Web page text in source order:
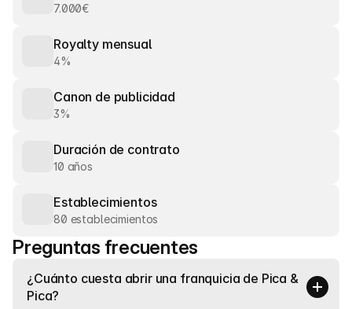
7.000€
Royalty mensual
4%
Canon de publicidad
3%
Duración de contrato
10 años
Establecimientos
80 establecimientos
Preguntas frecuentes
¿Cuánto cuesta abrir una franquicia de Pica &
Pica?